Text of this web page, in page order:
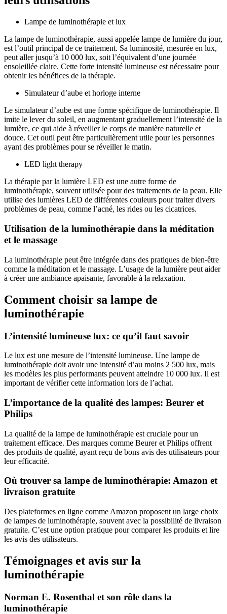
Lampe de luminothérapie et lux
La lampe de luminothérapie, aussi appelée lampe de lumière du jour,
est l’outil principal de ce traitement. Sa luminosité, mesurée en lux,
peut aller jusqu’à 10 000 lux, soit l’équivalent d’une journée
ensoleillée claire. Cette forte intensité lumineuse est nécessaire pour
obtenir les bénéfices de la thérapie.
Simulateur d’aube et horloge interne
Le simulateur d’aube est une forme spécifique de luminothérapie. Il
imite le lever du soleil, en augmentant graduellement l’intensité de la
lumière, ce qui aide à réveiller le corps de manière naturelle et
douce. Cet outil peut être particulièrement utile pour les personnes
ayant des problèmes pour se réveiller le matin.
LED light therapy
La thérapie par la lumière LED est une autre forme de
luminothérapie, souvent utilisée pour des traitements de la peau. Elle
utilise des lumières LED de différentes couleurs pour traiter divers
problèmes de peau, comme l’acné, les rides ou les cicatrices.
Utilisation de la luminothérapie dans la méditation
et le massage
La luminothérapie peut être intégrée dans des pratiques de bien-être
comme la méditation et le massage. L’usage de la lumière peut aider
à créer une ambiance apaisante, favorable à la relaxation.
Comment choisir sa lampe de
luminothérapie
L’intensité lumineuse lux: ce qu’il faut savoir
Le lux est une mesure de l’intensité lumineuse. Une lampe de
luminothérapie doit avoir une intensité d’au moins 2 500 lux, mais
les modèles les plus performants peuvent atteindre 10 000 lux. Il est
important de vérifier cette information lors de l’achat.
L’importance de la qualité des lampes: Beurer et
Philips
La qualité de la lampe de luminothérapie est cruciale pour un
traitement efficace. Des marques comme Beurer et Philips offrent
des produits de qualité, ayant reçu de bons avis des utilisateurs pour
leur efficacité.
Où trouver sa lampe de luminothérapie: Amazon et
livraison gratuite
Des plateformes en ligne comme Amazon proposent un large choix
de lampes de luminothérapie, souvent avec la possibilité de livraison
gratuite. C’est une option pratique pour comparer les produits et lire
les avis des utilisateurs.
Témoignages et avis sur la
luminothérapie
Norman E. Rosenthal et son rôle dans la
luminothérapie